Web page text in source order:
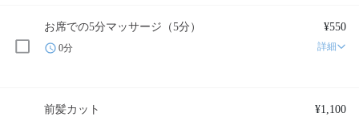
お席での5分マッサージ（5分） ¥550
0分 詳細
前髪カット ¥1,100